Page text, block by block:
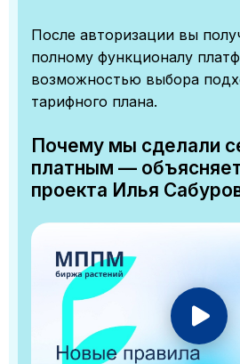
После авторизации вы
полному функционалу
возможностью выбора
тарифного плана.
Почему мы сделали
платным —
проекта Илья